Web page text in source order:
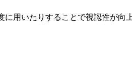
用いたりすることで視認性が向